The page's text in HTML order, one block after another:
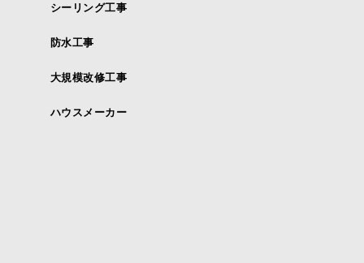
シーリング工事
防水工事
大規模改修工事
ハウスメーカー